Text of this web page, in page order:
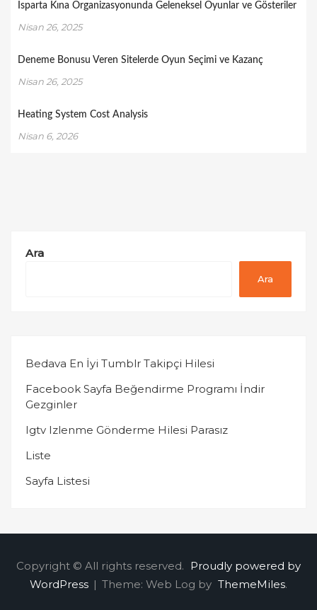
Isparta Kına Organizasyonunda Geleneksel Oyunlar ve Gösteriler
Nisan 26, 2025
Deneme Bonusu Veren Sitelerde Oyun Seçimi ve Kazanç
Nisan 26, 2025
Heating System Cost Analysis
Nisan 6, 2026
Ara
Ara
Bedava En İyi Tumblr Takipçi Hilesi
Facebook Sayfa Beğendirme Programı İndir
Gezginler
Igtv Izlenme Gönderme Hilesi Parasız
Liste
Sayfa Listesi
Copyright © All rights reserved. Proudly powered by
WordPress | Theme: Web Log by ThemeMiles.